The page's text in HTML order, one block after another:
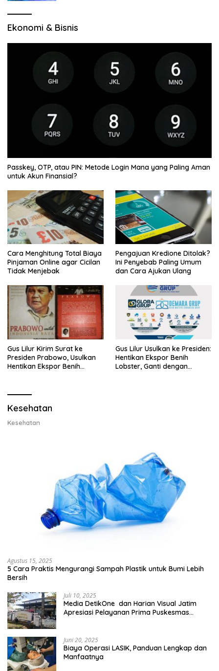
Ekonomi & Bisnis
Passkey, OTP, atau PIN: Metode Login Mana yang Paling Aman
untuk Akun Finansial?
Cara Menghitung Total Biaya
Pinjaman Online agar Cicilan
Tidak Menjebak
Pengajuan Kredione Ditolak?
Ini Penyebab Paling Umum
dan Cara Ajukan Ulang
Gus Lilur Kirim Surat ke
Presiden Prabowo, Usulkan
Hentikan Ekspor Benih
Gus Lilur Usulkan ke Presiden:
Hentikan Ekspor Benih
Lobster, Ganti dengan
Kesehatan
Kesehatan
Agustus 15, 2025
5 Cara Praktis Mengurangi Sampah Plastik untuk Bumi Lebih
Bersih
Juli 10, 2025
Media DetikOne dan Harian Visual Jatim
Apresiasi Pelayanan Prima Puskesmas
Juni 20, 2025
Biaya Operasi LASIK, Panduan Lengkap dan
Manfaatnya